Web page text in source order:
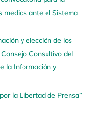
medios ante el Sistema
y elección de los
Consultivo del
la Información y
la Libertad de Prensa”